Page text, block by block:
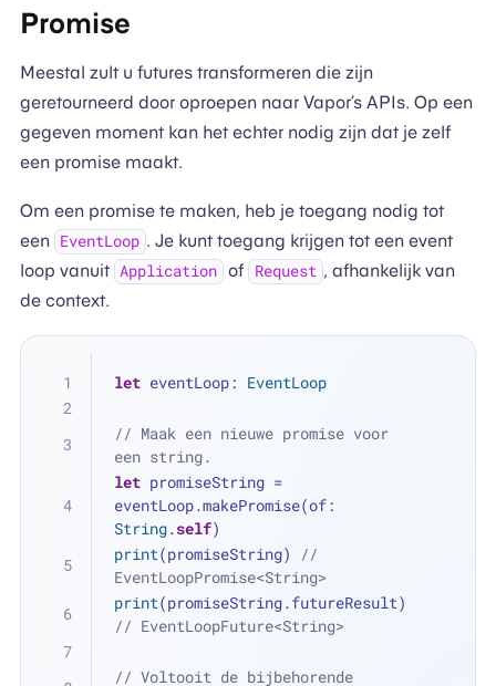
Promise
Meestal zult u futures transformeren die zijn
geretourneerd door oproepen naar Vapor’s APIs. Op een
gegeven moment kan het echter nodig zijn dat je zelf
een promise maakt.
Om een promise te maken, heb je toegang nodig tot
een EventLoop . Je kunt toegang krijgen tot een event
loop vanuit Application of Request , afhankelijk van
de context.
let eventLoop: EventLoop
// Maak een nieuwe promise voor
een string.
let promiseString =
String.self)
print(promiseString) //
EventLoopPromise<String>
print
// EventLoopFuture<String>
// Voltooit de bijbehorende